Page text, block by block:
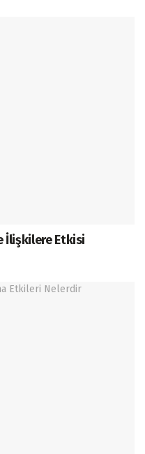
İlişkilere Etkisi